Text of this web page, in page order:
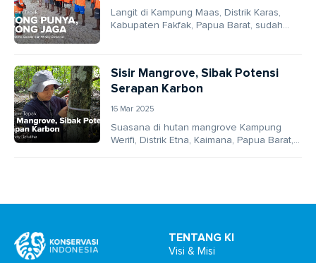
Langit di Kampung Maas, Distrik Karas,
Kabupaten Fakfak, Papua Barat, sudah
Sisir Mangrove, Sibak Potensi
Serapan Karbon
16 Mar 2025
Suasana di hutan mangrove Kampung
Werifi, Distrik Etna, Kaimana, Papua Barat,
TENTANG KI
Visi & Misi